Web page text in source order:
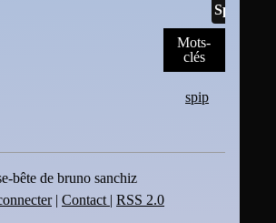
Spip
Mots-
clés
spip
bête de bruno sanchiz
| Contact | RSS 2.0